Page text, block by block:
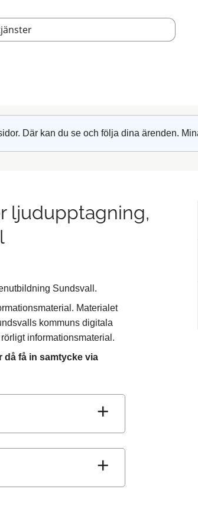
Där kan du se och följa dina ärenden.
ljudupptagning,
Sundsvall.
Materialet
kommuns digitala
informationsmaterial.
då få in samtycke via